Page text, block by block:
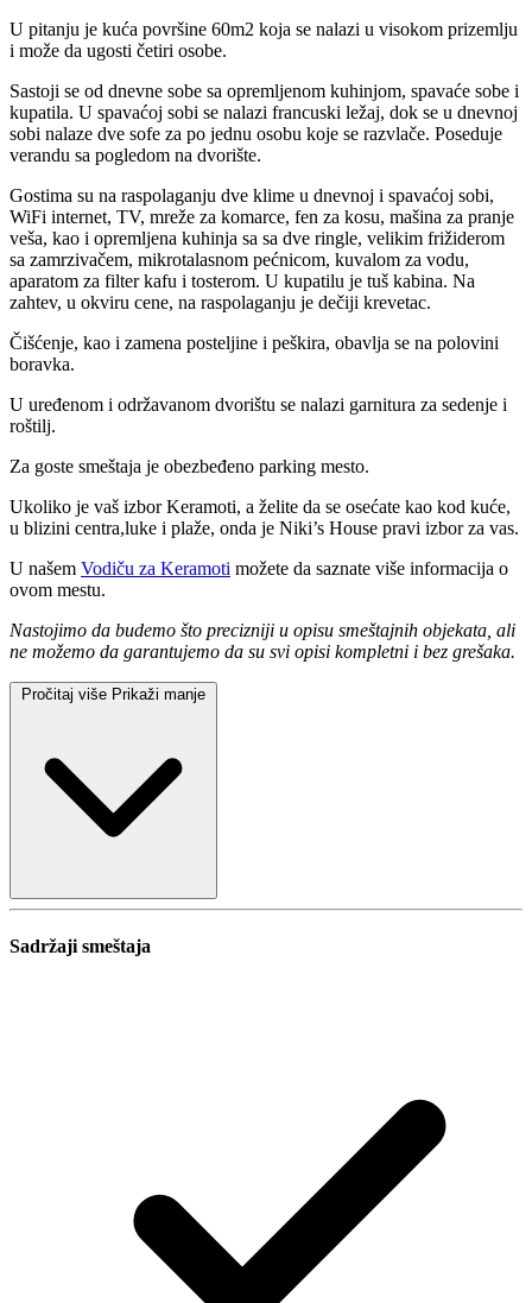
U pitanju je kuća površine 60m2 koja se nalazi u visokom prizemlju
i može da ugosti četiri osobe.
Sastoji se od dnevne sobe sa opremljenom kuhinjom, spavaće sobe i
kupatila. U spavaćoj sobi se nalazi francuski ležaj, dok se u dnevnoj
sobi nalaze dve sofe za po jednu osobu koje se razvlače. Poseduje
verandu sa pogledom na dvorište.
Gostima su na raspolaganju dve klime u dnevnoj i spavaćoj sobi,
WiFi internet, TV, mreže za komarce, fen za kosu, mašina za pranje
veša, kao i opremljena kuhinja sa sa dve ringle, velikim frižiderom
sa zamrzivačem, mikrotalasnom pećnicom, kuvalom za vodu,
aparatom za filter kafu i tosterom. U kupatilu je tuš kabina. Na
zahtev, u okviru cene, na raspolaganju je dečiji krevetac.
Čišćenje, kao i zamena posteljine i peškira, obavlja se na polovini
boravka.
U uređenom i održavanom dvorištu se nalazi garnitura za sedenje i
roštilj.
Za goste smeštaja je obezbeđeno parking mesto.
Ukoliko je vaš izbor Keramoti, a želite da se osećate kao kod kuće,
u blizini centra,luke i plaže, onda je Niki’s House pravi izbor za vas.
U našem Vodiču za Keramoti možete da saznate više informacija o
ovom mestu.
Nastojimo da budemo što precizniji u opisu smeštajnih objekata, ali
ne možemo da garantujemo da su svi opisi kompletni i bez grešaka.
Pročitaj više Prikaži manje
Sadržaji smeštaja